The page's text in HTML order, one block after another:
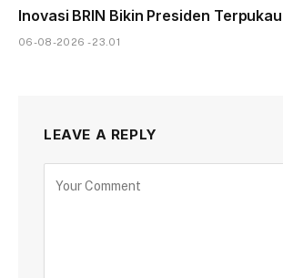
Inovasi BRIN Bikin Presiden Terpukau
06-08-2026 - 23.01
LEAVE A REPLY